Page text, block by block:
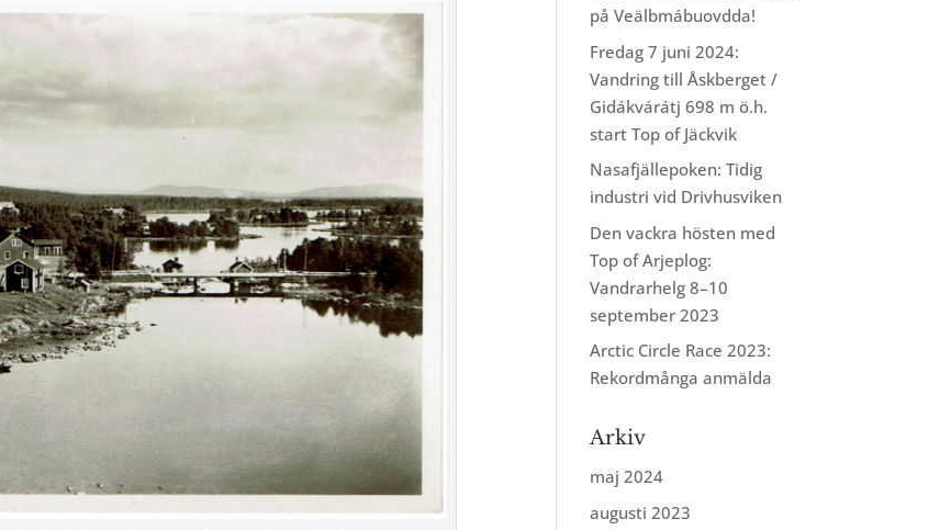
på Veälbmábuovdda!
Fredag 7 juni 2024:
Vandring till Åskberget /
Gidákvárátj 698 m ö.h.
start Top of Jäckvik
Nasafjällepoken: Tidig
industri vid Drivhusviken
Den vackra hösten med
Top of Arjeplog:
Vandrarhelg 8–10
september 2023
Arctic Circle Race 2023:
Rekordmånga anmälda
Arkiv
maj 2024
augusti 2023